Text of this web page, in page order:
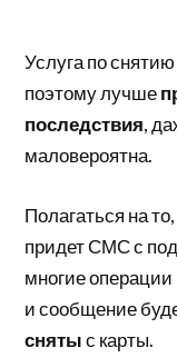
Услуга по
поэтому лучше
последствия,
маловероятна.
Полагаться на
придет СМС с
многие
и сообщение
снятыс карты.